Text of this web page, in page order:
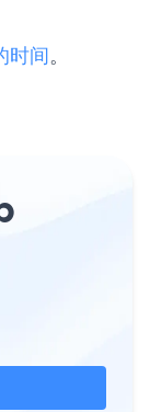
时间。